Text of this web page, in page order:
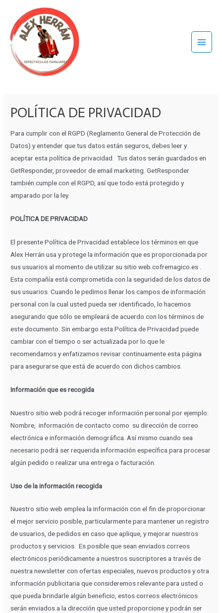
contenido
Main
POLÍTICA DE PRIVACIDAD
Para cumplir con el RGPD (Reglamento General de Protección de
Datos) y entender que tus datos están seguros, debes leer y
aceptar esta política de privacidad. Tus datos serán guardados en
GetResponder, proveedor de email marketing. GetResponder
también cumple con el RGPD, así que todo está protegido y
amparado por la ley.
POLÍTICA DE PRIVACIDAD
El presente Política de Privacidad establece los términos en que
Alex Herrán usa y protege la información que es proporcionada por
sus usuarios al momento de utilizar su sitio web cofremagico.es .
Esta compañía está comprometida con la seguridad de los datos de
sus usuarios. Cuando le pedimos llenar los campos de información
personal con la cual usted pueda ser identificado, lo hacemos
asegurando que sólo se empleará de acuerdo con los términos de
este documento. Sin embargo esta Política de Privacidad puede
cambiar con el tiempo o ser actualizada por lo que le
recomendamos y enfatizamos revisar continuamente esta página
para asegurarse que está de acuerdo con dichos cambios.
Información que es recogida
Nuestro sitio web podrá recoger información personal por ejemplo:
Nombre, información de contacto como su dirección de correo
electrónica e información demográfica. Así mismo cuando sea
necesario podrá ser requerida información específica para procesar
algún pedido o realizar una entrega o facturación.
Uso de la información recogida
Nuestro sitio web emplea la información con el fin de proporcionar
el mejor servicio posible, particularmente para mantener un registro
de usuarios, de pedidos en caso que aplique, y mejorar nuestros
productos y servicios. Es posible que sean enviados correos
electrónicos periódicamente a nuestros suscriptores a través de
nuestra newsletter con ofertas especiales, nuevos productos y otra
información publicitaria que consideremos relevante para usted o
que pueda brindarle algún beneficio, estos correos electrónicos
serán enviados a la dirección que usted proporcione y podrán ser